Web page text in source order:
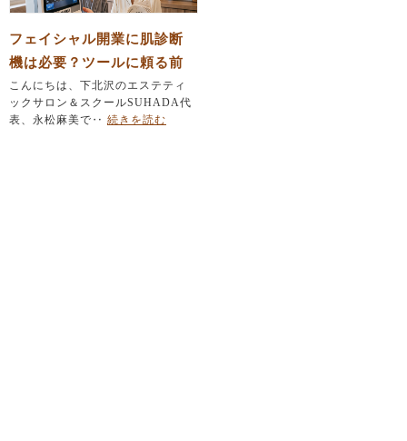
フェイシャル開業に肌診断
機は必要？ツールに頼る前
にエステティシャンが育て
るべき「たった一つの力」
こんにちは、下北沢のエステティ
ックサロン＆スクールSUHADA代
表、永松麻美で‥ 続きを読む